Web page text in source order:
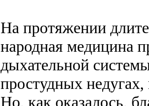
На протяжении
народная медицина
дыхательной
простудных недугах,
Но, как оказалось,